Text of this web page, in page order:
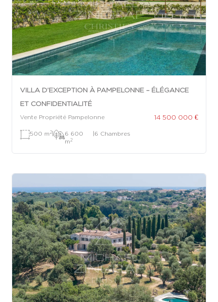
VILLA D’EXCEPTION À PAMPELONNE – ÉLÉGANCE
ET CONFIDENTIALITÉ
Vente Propriété Pampelonne 14 500 000 €
500 m 2|
6 600
m 2
|6 Chambres